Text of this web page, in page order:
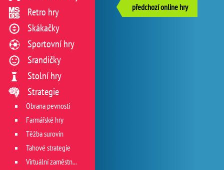
předchozí online hry
Retro hry
Skákačky
Sportovní hry
Srandičky
Stolní hry
Strategie
Obrana pevnosti
Farmářské hry
Těžba surovin
Tahové strategie
Virtuální zaměstnání